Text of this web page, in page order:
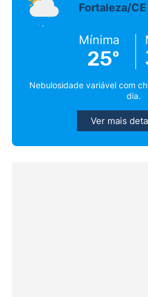
Fortaleza/CE
Mínima
25º
Nebulosidade variável com
dia.
Ver mais